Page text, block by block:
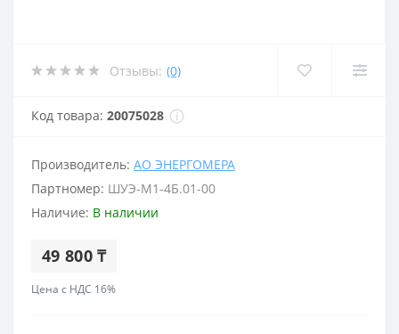
Отзывы: (0)
Код товара: 20075028
Производитель: АО ЭНЕРГОМЕРА
Партномер: ШУЭ-М1-4Б.01-00
Наличие: В наличии
49 800 ₸
Цена с НДС 16%